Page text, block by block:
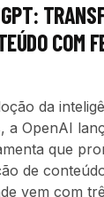
COM
da
a OpenAI
que
de
vem com